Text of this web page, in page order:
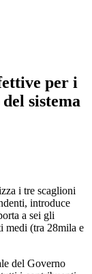
per i
sistema
i tre scaglioni
introduce
a sei gli
medi (tra 28mila e
del Governo